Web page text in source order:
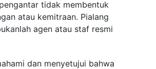
tidak membentuk
atau kemitraan. Pialang
agen atau staf resmi
dan menyetujui bahwa